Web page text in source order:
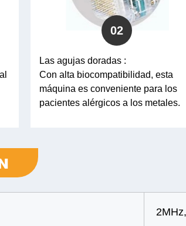
02
Las agujas doradas :
Con alta biocompatibilidad, esta
máquina es conveniente para los
pacientes alérgicos a los metales.